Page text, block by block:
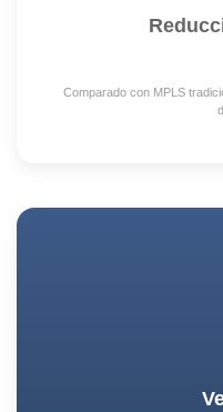
Comparado con MPLS